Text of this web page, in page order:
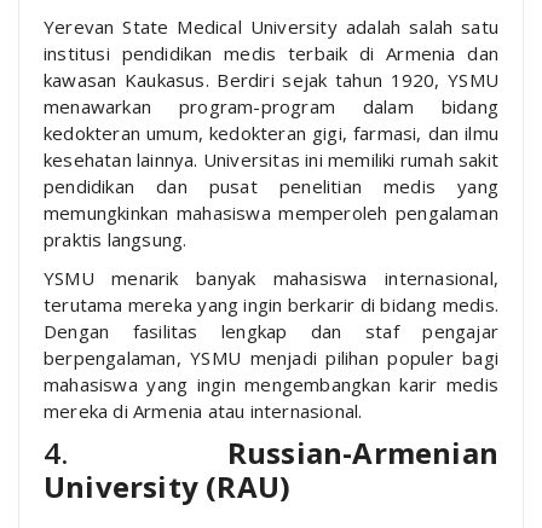
Yerevan State Medical University adalah salah satu
institusi pendidikan medis terbaik di Armenia dan
kawasan Kaukasus. Berdiri sejak tahun 1920, YSMU
menawarkan program-program dalam bidang
kedokteran umum, kedokteran gigi, farmasi, dan ilmu
kesehatan lainnya. Universitas ini memiliki rumah sakit
pendidikan dan pusat penelitian medis yang
memungkinkan mahasiswa memperoleh pengalaman
praktis langsung.
YSMU menarik banyak mahasiswa internasional,
terutama mereka yang ingin berkarir di bidang medis.
Dengan fasilitas lengkap dan staf pengajar
berpengalaman, YSMU menjadi pilihan populer bagi
mahasiswa yang ingin mengembangkan karir medis
mereka di Armenia atau internasional.
4. Russian-Armenian
University (RAU)